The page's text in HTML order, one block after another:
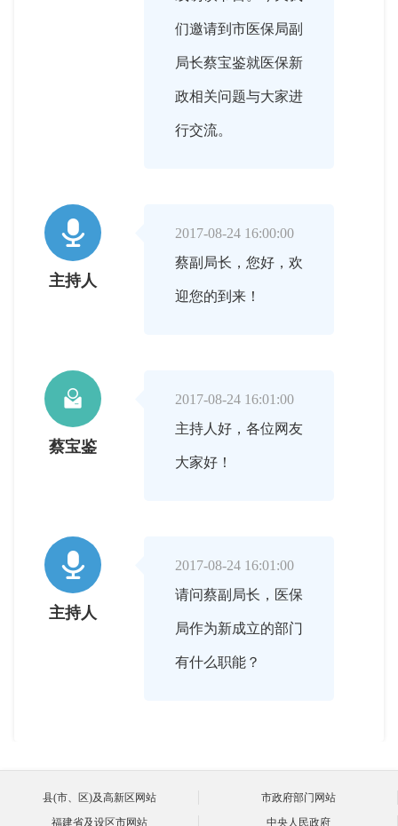
们邀请到市医保局副
局长蔡宝鉴就医保新
政相关问题与大家进
行交流。

主持人
2017-08-24 16:00:00
蔡副局长，您好，欢
迎您的到来！

蔡宝鉴
2017-08-24 16:01:00
主持人好，各位网友
大家好！

主持人
2017-08-24 16:01:00
请问蔡副局长，医保
局作为新成立的部门
有什么职能？

为推动我市医疗保障
县(市、区)及高新区网站
市政府部门网站
福建省及设区市网站
中央人民政府